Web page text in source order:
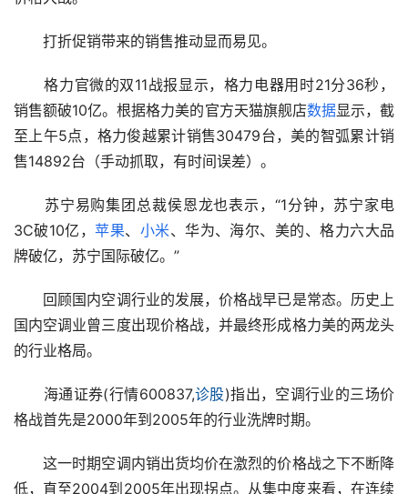
打折促销带来的销售推动显而易见。
格力官微的双11战报显示，格力电器用时21分36秒，
销售额破10亿。根据格力美的官方天猫旗舰店数据显示，截
至上午5点，格力俊越累计销售30479台，美的智弧累计销
售14892台（手动抓取，有时间误差）。
苏宁易购集团总裁侯恩龙也表示，“1分钟，苏宁家电
3C破10亿，苹果、 小米、华为、海尔、美的、格力六大品
牌破亿，苏宁国际破亿。”
回顾国内空调行业的发展，价格战早已是常态。历史上
国内空调业曾三度出现价格战，并最终形成格力美的两龙头
的行业格局。
海通证券(行情600837,诊股)指出，空调行业的三场价
格战首先是2000年到2005年的行业洗牌时期。
这一时期空调内销出货均价在激烈的价格战之下不断降
低，直至2004到2005年出现拐点。从集中度来看，在连续